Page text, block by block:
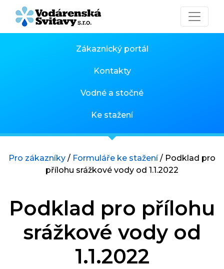
Zákaznický portál
Kontakty
Vodné a stočné
Ke stažení
Pro zákazníky / Formuláře ke stažení/ Podklad pro
přílohu srážkové vody od 1.1.2022
Podklad pro přílohu
srážkové vody od
1.1.2022